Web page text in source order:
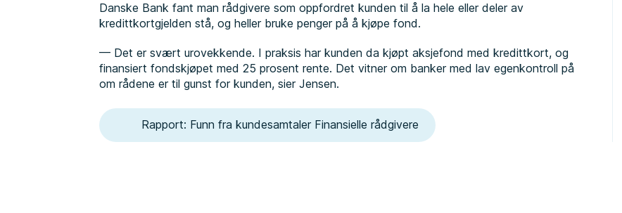
Danske Bank fant man rådgivere som oppfordret kunden til å la hele eller deler av
kredittkortgjelden stå, og heller bruke penger på å kjøpe fond.
— Det er svært urovekkende. I praksis har kunden da kjøpt aksjefond med kredittkort, og
finansiert fondskjøpet med 25 prosent rente. Det vitner om banker med lav egenkontroll på
om rådene er til gunst for kunden, sier Jensen.
Rapport: Funn fra kundesamtaler Finansielle rådgivere